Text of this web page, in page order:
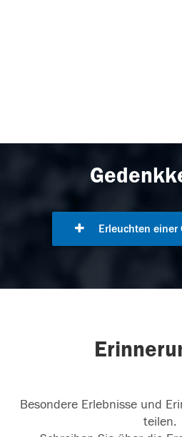
Erleuchten einer
Besondere Erlebnisse und
teilen.